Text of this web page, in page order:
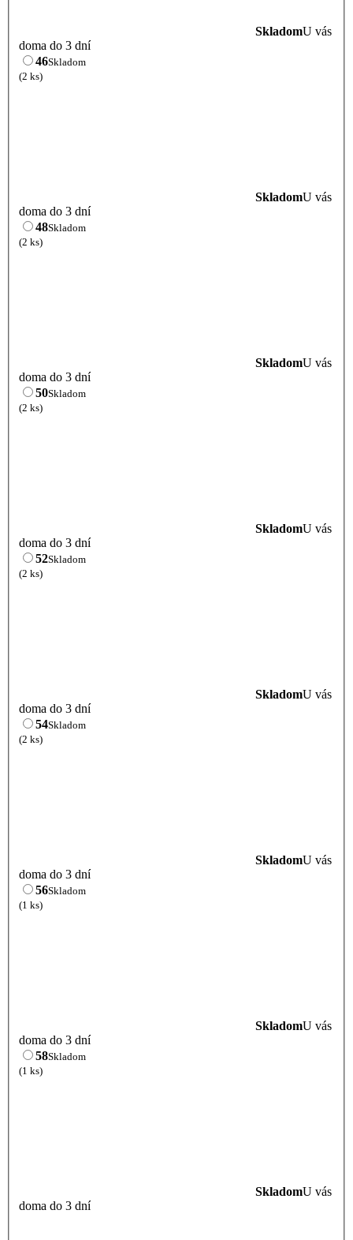
SkladomU vás
doma do 3 dní
46Skladom
(2 ks)
SkladomU vás
doma do 3 dní
48Skladom
(2 ks)
SkladomU vás
doma do 3 dní
50Skladom
(2 ks)
SkladomU vás
doma do 3 dní
52Skladom
(2 ks)
SkladomU vás
doma do 3 dní
54Skladom
(2 ks)
SkladomU vás
doma do 3 dní
56Skladom
(1 ks)
SkladomU vás
doma do 3 dní
58Skladom
(1 ks)
SkladomU vás
doma do 3 dní